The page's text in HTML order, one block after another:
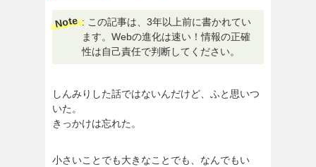
Note : この記事は、3年以上前に書かれてい
ます。Webの進化は速い！情報の正確
性は自己責任で判断してください。
しんみりした話ではないんだけど、ふと思いつ
いた。
きっかけは忘れた。
小さいことでも大きなことでも、なんでもい